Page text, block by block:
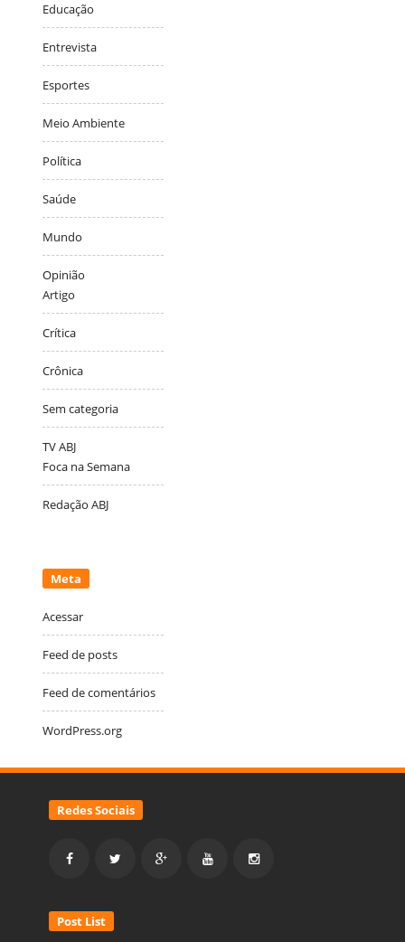
Educação
Entrevista
Esportes
Meio Ambiente
Política
Saúde
Mundo
Opinião
Artigo
Crítica
Crônica
Sem categoria
TV ABJ
Foca na Semana
Redação ABJ
Meta
Acessar
Feed de posts
Feed de comentários
WordPress.org
Redes Sociais
Post List